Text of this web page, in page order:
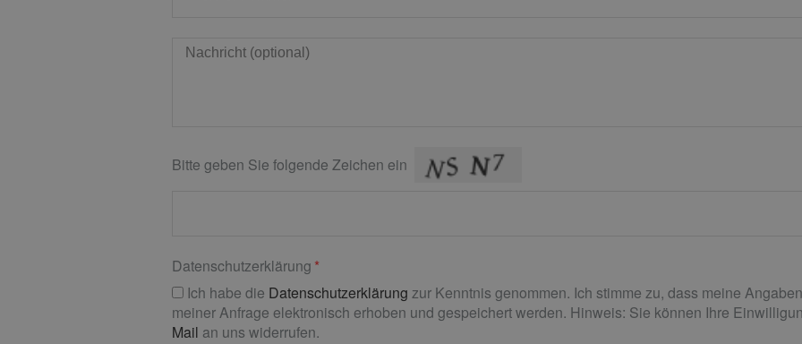
Bitte geben Sie folgende Zeichen ein
Datenschutzerklärung
Ich habe die Datenschutzerklärung zur Kenntnis genommen. Ich stimme zu, dass meine
meiner Anfrage elektronisch erhoben und gespeichert werden. Hinweis: Sie können Ihre
Mail an uns widerrufen.